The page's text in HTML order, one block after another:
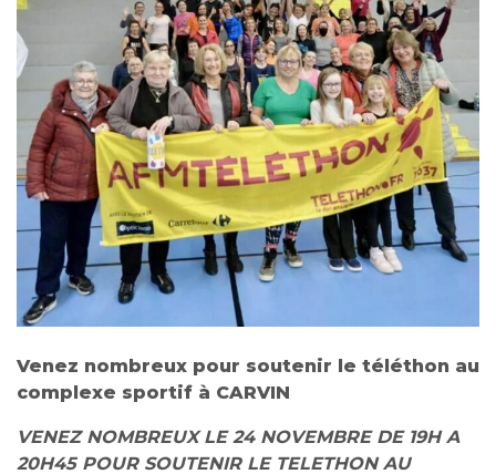
Venez nombreux pour soutenir le téléthon au
complexe sportif à CARVIN
VENEZ NOMBREUX LE 24 NOVEMBRE DE 19H A
20H45 POUR SOUTENIR LE TELETHON AU